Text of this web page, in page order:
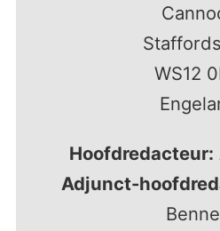
WS12
Hoofdredacteur:
Adjunct-